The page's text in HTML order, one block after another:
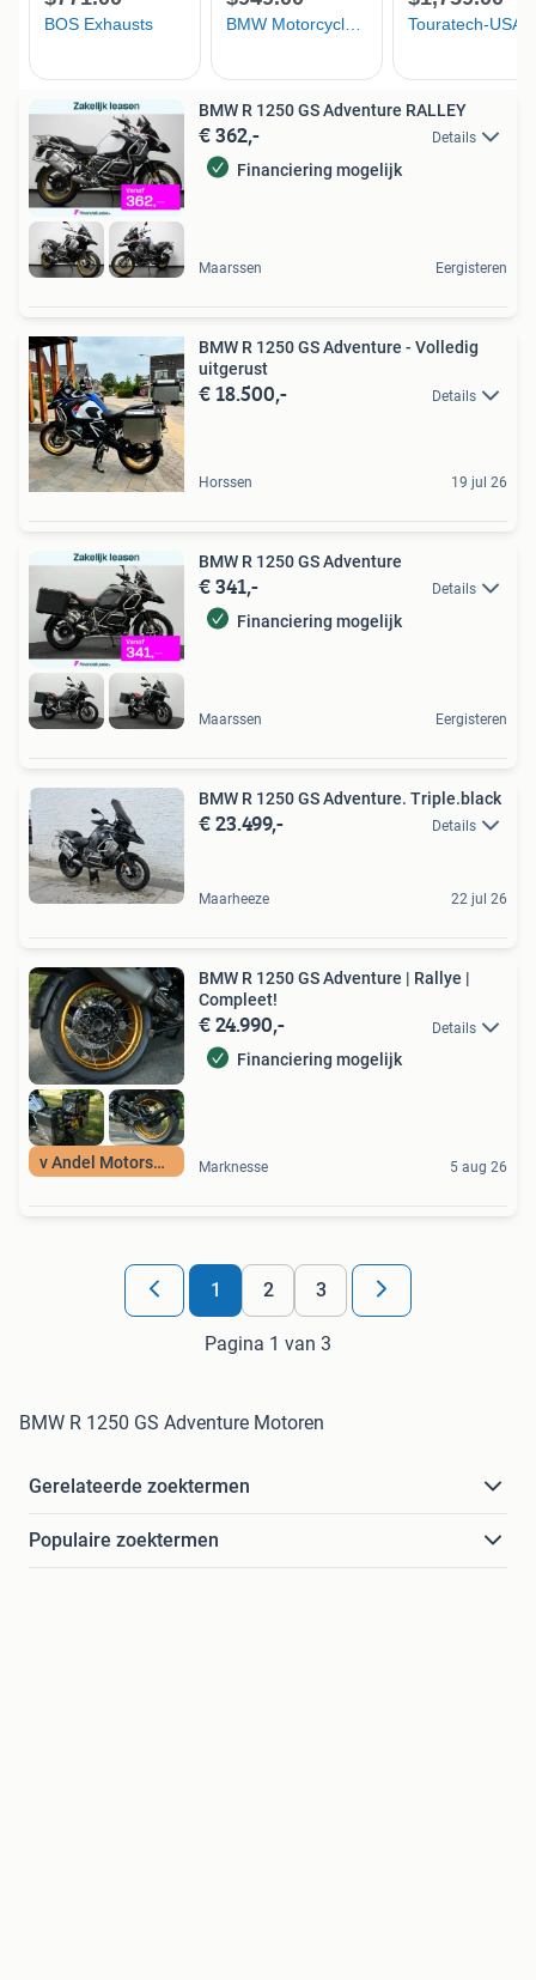
BMW R 1250 GS Adventure RALLEY
€ 362,- Details
Financiering mogelijk
Maarssen Eergisteren
BMW R 1250 GS Adventure - Volledig
uitgerust
€ 18.500,- Details
Horssen 19 jul 26
BMW R 1250 GS Adventure
€ 341,- Details
Financiering mogelijk
Maarssen Eergisteren
BMW R 1250 GS Adventure. Triple.black
€ 23.499,- Details
Maarheeze 22 jul 26
v Andel Motorsport
BMW R 1250 GS Adventure | Rallye |
Compleet!
€ 24.990,- Details
Financiering mogelijk
Marknesse 5 aug 26
1 2 3
Pagina 1 van 3
BMW R 1250 GS Adventure Motoren
Gerelateerde zoektermen
Populaire zoektermen